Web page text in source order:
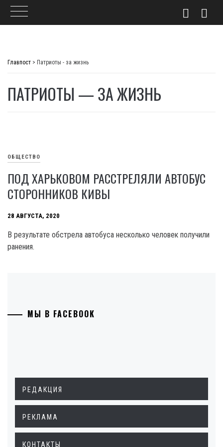
Главпост > Патриоты - за жизнь
ПАТРИОТЫ — ЗА ЖИЗНЬ
ОБЩЕСТВО
ПОД ХАРЬКОВОМ РАССТРЕЛЯЛИ АВТОБУС
СТОРОННИКОВ КИВЫ
28 АВГУСТА, 2020
В результате обстрела автобуса несколько человек получили
ранения.
МЫ В FACEBOOK
РЕДАКЦИЯ
РЕКЛАМА
КОНТАКТЫ